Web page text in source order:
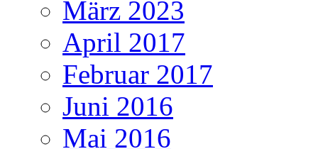
März 2023
April 2017
Februar 2017
Juni 2016
Mai 2016